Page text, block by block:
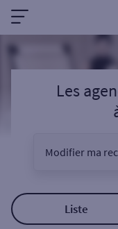
Les
Modifier ma
Liste